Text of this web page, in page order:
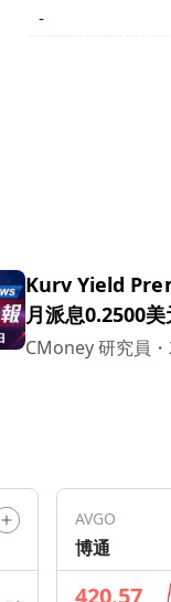
-
Kurv Yield
月派息0.2500
CMoney 研究員 ・
AVGO
博通
420.57